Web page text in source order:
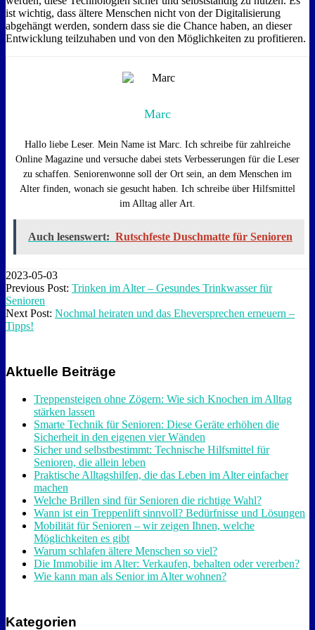
ist wichtig, dass ältere Menschen nicht von der Digitalisierung
abgehängt werden, sondern dass sie die Chance haben, an dieser
Entwicklung teilzuhaben und von den Möglichkeiten zu profitieren.
Marc
Hallo liebe Leser. Mein Name ist Marc. Ich schreibe für zahlreiche
Online Magazine und versuche dabei stets Verbesserungen für die Leser
zu schaffen. Seniorenwonne soll der Ort sein, an dem Menschen im
Alter finden, wonach sie gesucht haben. Ich schreibe über Hilfsmittel
im Alltag aller Art.
Auch lesenswert: Rutschfeste Duschmatte für Senioren
2023-05-03
Previous Post: Trinken im Alter – Gesundes Trinkwasser für
Senioren
Next Post: Nochmal heiraten und das Eheversprechen erneuern –
Tipps!
Aktuelle Beiträge
Treppensteigen ohne Zögern: Wie sich Knochen im Alltag
stärken lassen
Smarte Technik für Senioren: Diese Geräte erhöhen die
Sicherheit in den eigenen vier Wänden
Sicher und selbstbestimmt: Technische Hilfsmittel für
Senioren, die allein leben
Praktische Alltagshilfen, die das Leben im Alter einfacher
machen
Welche Brillen sind für Senioren die richtige Wahl?
Wann ist ein Treppenlift sinnvoll? Bedürfnisse und Lösungen
Mobilität für Senioren – wir zeigen Ihnen, welche
Möglichkeiten es gibt
Warum schlafen ältere Menschen so viel?
Die Immobilie im Alter: Verkaufen, behalten oder vererben?
Wie kann man als Senior im Alter wohnen?
Kategorien